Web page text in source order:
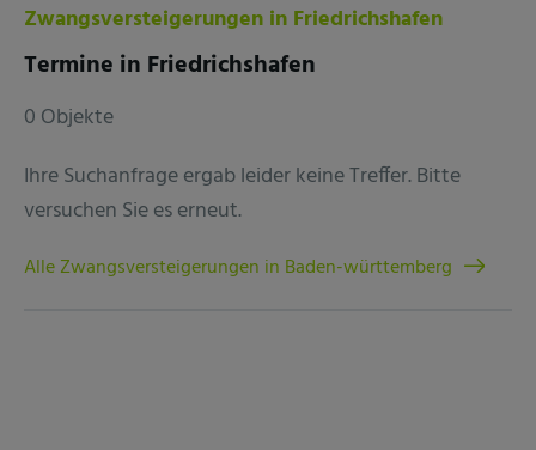
Zwangsversteigerungen in Friedrichshafen
Termine in Friedrichshafen
0 Objekte
Ihre Suchanfrage ergab leider keine Treffer. Bitte
versuchen Sie es erneut.
Alle Zwangsversteigerungen in Baden-württemberg